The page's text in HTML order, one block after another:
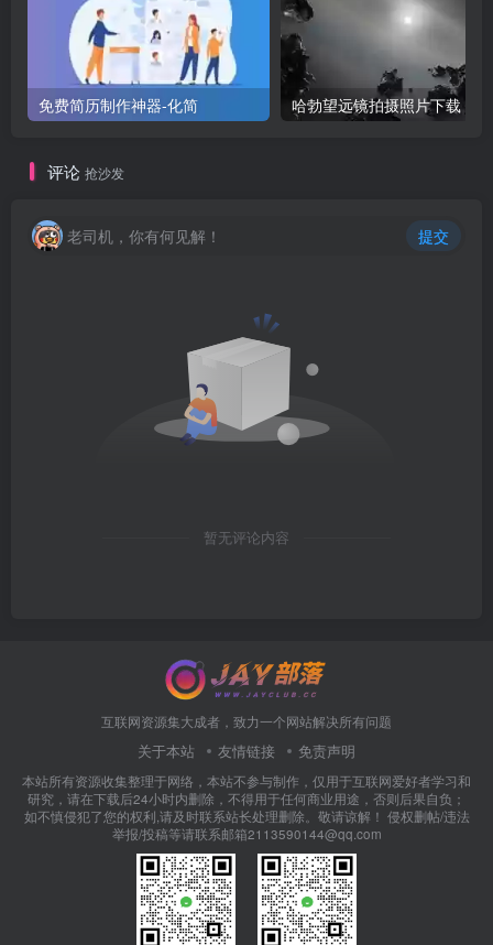
免费简历制作神器-化简
评论 抢沙发
老司机，你有何见解！ 提交
暂无评论内容
互联网资源集大成者，致力一个网站解决所有问题
关于本站 友情链接 免责声明
本站所有资源收集整理于网络，本站不参与制作，仅用于互联网爱好者学习和
研究，请在下载后24小时内删除，不得用于任何商业用途，否则后果自负；
如不慎侵犯了您的权利,请及时联系站长处理删除。敬请谅解！ 侵权删帖/违法
举报/投稿等请联系邮箱2113590144@qq.com